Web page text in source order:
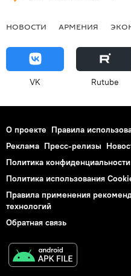
НОВОСТИ АРМЕНИЯ
VK Rutube
О проекте Правила
Реклама Пресс-релизы
Политика конфиденциальности
Политика использования
Правила применения
технологий
Обратная связь